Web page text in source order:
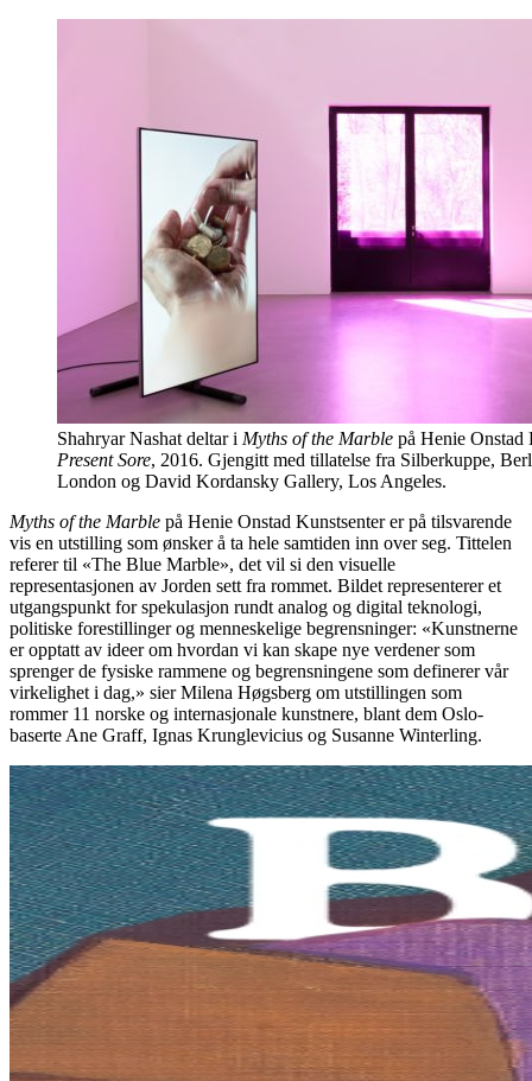
Shahryar Nashat deltar i Myths of the Marble på Henie Onstad
Present Sore, 2016. Gjengitt med tillatelse fra Silberkuppe,
London og David Kordansky Gallery, Los Angeles.
Myths of the Marble på Henie Onstad Kunstsenter er på tilsvarende
vis en utstilling som ønsker å ta hele samtiden inn over seg. Tittelen
referer til «The Blue Marble», det vil si den visuelle
representasjonen av Jorden sett fra rommet. Bildet representerer et
utgangspunkt for spekulasjon rundt analog og digital teknologi,
politiske forestillinger og menneskelige begrensninger: «Kunstnerne
er opptatt av ideer om hvordan vi kan skape nye verdener som
sprenger de fysiske rammene og begrensningene som definerer vår
virkelighet i dag,» sier Milena Høgsberg om utstillingen som
rommer 11 norske og internasjonale kunstnere, blant dem Oslo-
baserte Ane Graff, Ignas Krunglevicius og Susanne Winterling.